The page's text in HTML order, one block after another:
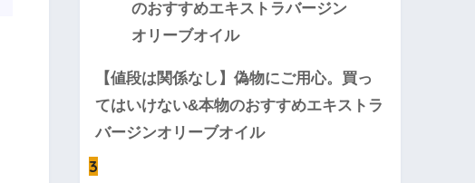
【値段は関係なし】偽物にご用心。買っ
てはいけない&本物のおすすめエキストラ
バージンオリーブオイル
3